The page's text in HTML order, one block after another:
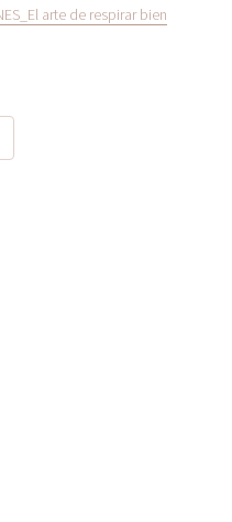
arte de respirar bien